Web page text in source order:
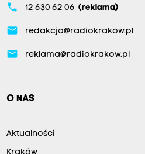
phone 12 630 62 06 (reklama)
email redakcja@radiokrakow.pl
email reklama@radiokrakow.pl
O NAS
Aktualności